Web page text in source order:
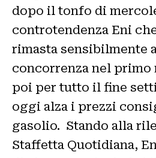
dopo il tonfo di
controtendenza Eni
rimasta sensibilmente
concorrenza nel primo
poi per tutto il fine
oggi alza i prezzi
gasolio. Stando alla
Staffetta Quotidiana,